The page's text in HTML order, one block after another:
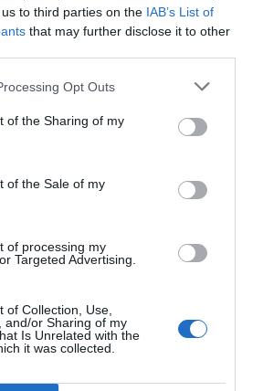
to third parties on the IAB’s List of
that may further disclose it to other
Opt Outs
of the Sharing of my
of the Sale of my
of processing my
Targeted Advertising.
of Collection, Use,
and/or Sharing of my
Is Unrelated with the
it was collected.
amb la crisi
entre la crisi de la
del 2009. La mortalitat
la mateixa, però molt més
Pompeu Fabra (UPF), ha
anual de l’empresa catalana.
el 2008 i el 2014 van morir
cal destacar que entre els
només el 2020, també ha
del teixit empresarial, unes
és una notícia molt negativa”.